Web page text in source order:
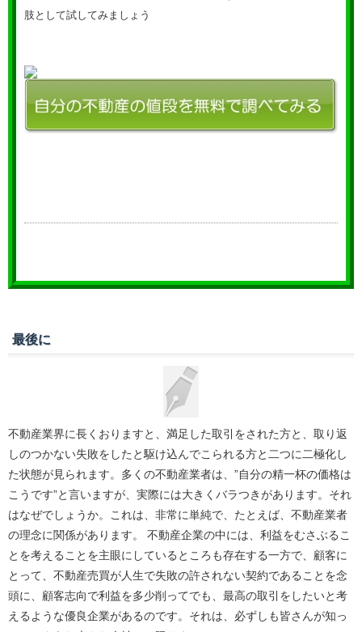
肢として試してみましょう
最後に
不動産業界に長くおりますと、満足した取引をされた方と、取り返
しのつかない失敗をしたと駆け込んでこられる方と二つに二極化し
た状態が見られます。多くの不動産業者は、”自分の精一杯の価格は
こうです”と言いますが、実際には大きくバラつきがあります。それ
はなぜでしょうか。これは、非常に単純で、たとえば、不動産業者
の理念に関係があります。 不動産企業の中には、利益をむさぶるこ
とを考えることを主眼にしているところも存在する一方で、顧客に
とって、不動産売買が人生で失敗の許されない契約であることを念
頭に、顧客志向で利益を多少削ってでも、最高の取引をしたいと考
えるような優良企業があるのです。それは、必ずしも皆さんが知っ